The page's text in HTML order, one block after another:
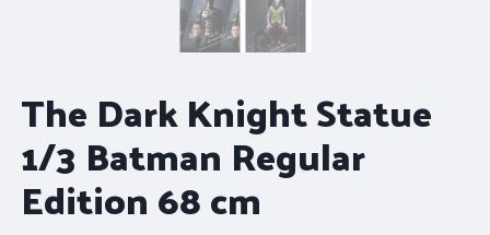
The Dark Knight Statue
1/3 Batman Regular
Edition 68 cm